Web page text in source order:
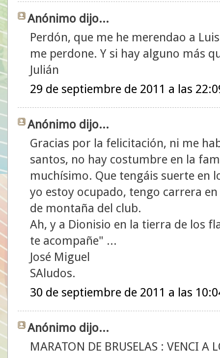
Anónimo dijo...
Perdón, que me he merendao a
me perdone. Y si hay alguno más
Julián
29 de septiembre de 2011 a las
Anónimo dijo...
Gracias por la felicitación, ni me
santos, no hay costumbre en la
muchísimo. Que tengáis suerte en
yo estoy ocupado, tengo carrera
de montaña del club.
Ah, y a Dionisio en la tierra de los
te acompañe" ...
José Miguel
SAludos.
30 de septiembre de 2011 a las
Anónimo dijo...
MARATON DE BRUSELAS : VENCI A